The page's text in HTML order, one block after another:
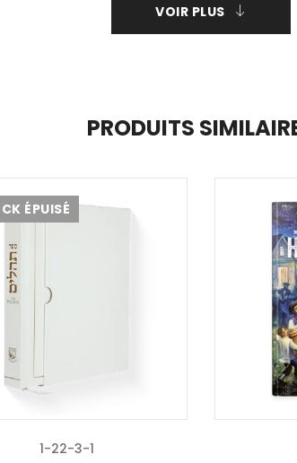
VOIR PLUS
PRODUITS
ÉPUISÉ
1-22-3-1